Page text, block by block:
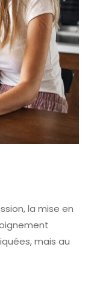
la mise en
mais au